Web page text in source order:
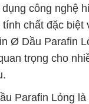
công nghệ
chất đặc biệt
Ø Dầu Parafin
trọng cho
Parafin Lỏng